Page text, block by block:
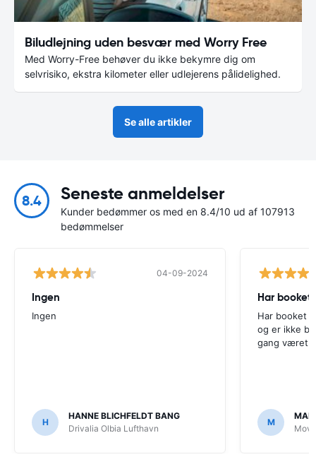
Biludlejning uden besvær med Worry Free
Med Worry-Free behøver du ikke bekymre dig om
selvrisiko, ekstra kilometer eller udlejerens pålidelighed.
Se alle artikler
8.4 Seneste anmeldelser
Kunder bedømmer os med en 8.4/10 ud af 107913
bedømmelser
04-09-2024
Ingen
Ingen
H
HANNE BLICHFELDT BANG
Drivalia Olbia Lufthavn
Har booket
Har booket
og er ikke
gang været
M